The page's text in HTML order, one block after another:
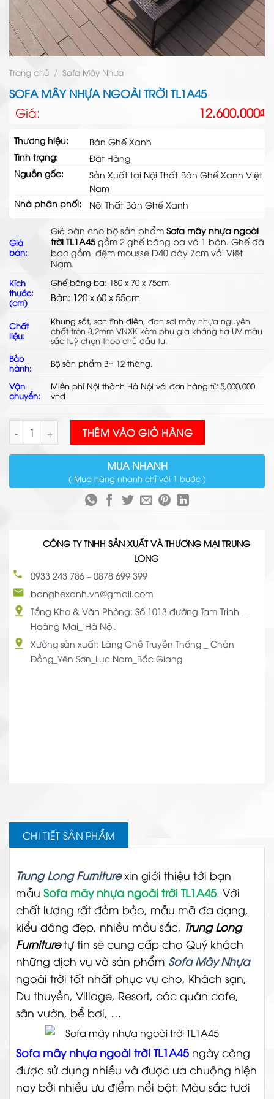
Trang chủ / Sofa Mây Nhựa
SOFA MÂY NHỰA NGOÀI TRỜI TL1A45
Giá: 12.600.000₫
Thương hiệu:
Bàn Ghế Xanh
Tình trạng:
Đặt Hàng
Nguồn gốc:
Sản Xuất tại Nội Thất Bàn Ghế Xanh Việt
Nam
Nhà phân phối:
Nội Thất Bàn Ghế Xanh
Giá
bán:
Giá bán cho bộ sản phẩmSofa mây nhựa ngoài
trời TL1A45gồm 2 ghế băng ba và 1 bàn. Ghế đã
bao gồm đệm mousse D40 dày 7cm vải Việt
Nam.
Kích
thước:
(cm)
Ghế băng ba: 180 x 70 x 75cm
Bàn: 120 x 60 x 55cm
Chất
liệu:
Khung sắt, sơn tĩnh điện,đansợi mây nhựa nguyên
chất tròn 3,2mm VNXK kèm phụ gia kháng tia UV màu
sắc tuỳ chọn theo chủ đầu tư.
Bảo
hành:
Bộ sản phẩm BH 12 tháng.
Vận
chuyển:
Miễn phí Nội thành Hà Nội với đơn hàng từ 5,000,000
vnđ
Sofa Mây Nhựa Ngoài Trời TL1A45 số lượng
THÊM VÀO GIỎ HÀNG
MUA NHANH
( Mua hàng nhanh chỉ với 1 bước )
CÔNG TY TNHH SẢN XUẤT VÀ THƯƠNG MẠI TRUNG
LONG
0933 243 786 – 0878 699 399
banghexanh.vn@gmail.com
Tổng Kho & Văn Phòng: Số 1013 đường Tam Trinh _
Hoàng Mai_ Hà Nội.
Xưởng sản xuất: Làng Ghề Truyền Thống _ Chản
Đồng_Yên Sơn_Lục Nam_Bắc Giang
CHI TIẾT SẢN PHẨM
Trung Long Furniturexin giới thiệu tới bạn
mẫu Sofa mây nhựa ngoài trời TL1A45. Với
chất lượng rất đảm bảo, mẫu mã đa dạng,
kiểu dáng đẹp, nhiều mầu sắc, Trung Long
Furnituretự tin sẽ cung cấp cho Quý khách
những dịch vụ và sản phẩm Sofa Mây Nhựa
ngoài trời tốt nhất phục vụ cho, Khách sạn,
Du thuyền, Village, Resort, các quán cafe,
sân vườn, bể bơi, …
Sofa mây nhựa ngoài trời TL1A45 ngày càng
được sử dụng nhiều và được ưa chuộng hiện
nay bởi nhiều ưu điểm nổi bật: Màu sắc tươi